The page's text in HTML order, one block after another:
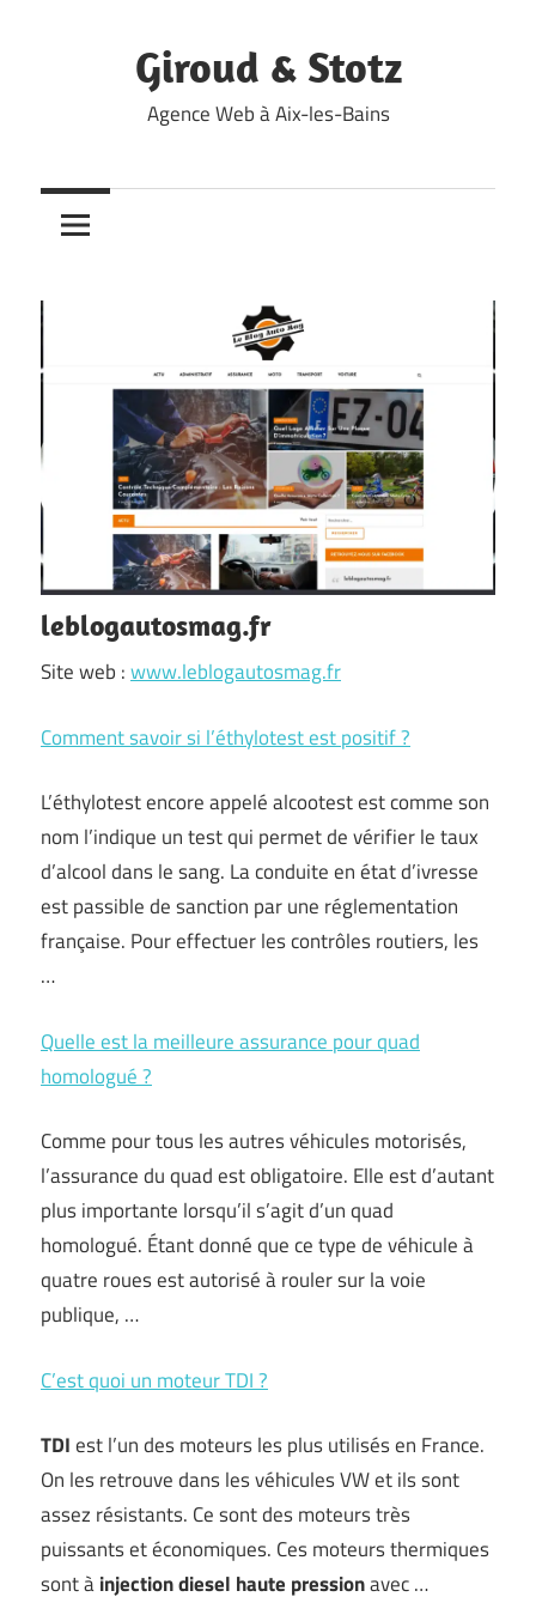
Giroud & Stotz
Agence Web à Aix-les-Bains
leblogautosmag.fr
Site web :www.leblogautosmag.fr
Comment savoir si l’éthylotest est positif ?
L’éthylotest encore appelé alcootest est comme son
nom l’indique un test qui permet de vérifier le taux
d’alcool dans le sang. La conduite en état d’ivresse
est passible de sanction par une réglementation
française. Pour effectuer les contrôles routiers, les
…
Quelle est la meilleure assurance pour quad
homologué ?
Comme pour tous les autres véhicules motorisés,
l’assurance du quad est obligatoire. Elle est d’autant
plus importante lorsqu’il s’agit d’un quad
homologué. Étant donné que ce type de véhicule à
quatre roues est autorisé à rouler sur la voie
publique, …
C’est quoi un moteur TDI ?
TDIest l’un des moteurs les plus utilisés en France.
On les retrouve dans les véhicules VW et ils sont
assez résistants. Ce sont des moteurs très
puissants et économiques. Ces moteurs thermiques
sont àinjection diesel haute pressionavec …